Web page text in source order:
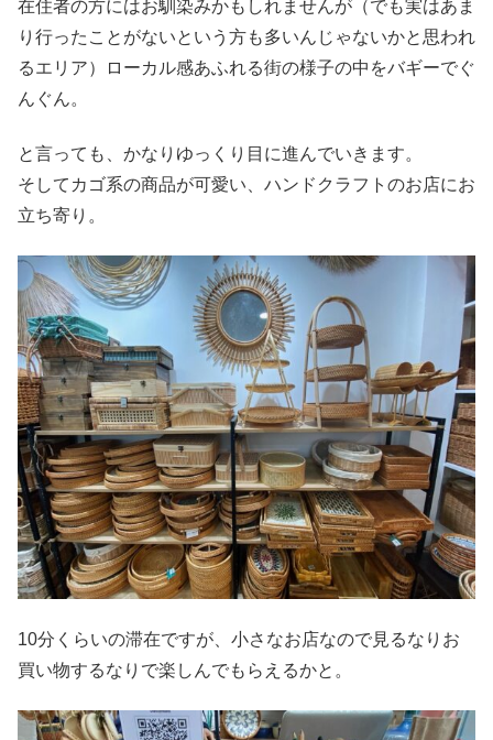
在住者の方にはお馴染みかもしれませんが（でも実はあま
り行ったことがないという方も多いんじゃないかと思われ
るエリア）ローカル感あふれる街の様子の中をバギーでぐ
んぐん。
と言っても、かなりゆっくり目に進んでいきます。
そしてカゴ系の商品が可愛い、ハンドクラフトのお店にお
立ち寄り。
10分くらいの滞在ですが、小さなお店なので見るなりお
買い物するなりで楽しんでもらえるかと。